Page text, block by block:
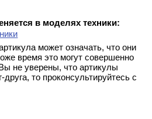
в моделях техники:
может означать, что они
время это могут совершенно
не уверены, что артикулы
то проконсультируйтесь с